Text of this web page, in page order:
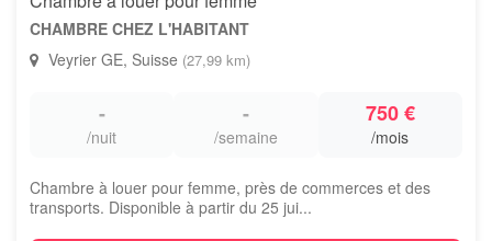
CHAMBRE CHEZ L'HABITANT
Veyrier GE, Suisse (27,99 km)
-
/nuit
-
/semaine
750 €
/mois
Chambre à louer pour femme, près de commerces et des
transports. Disponible à partir du 25 jui...